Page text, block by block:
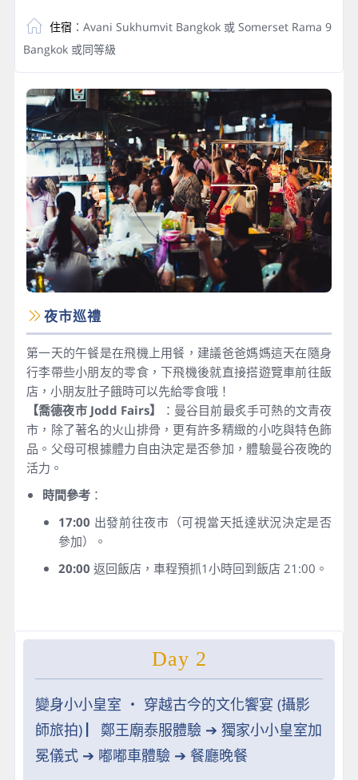
住宿 ：Avani Sukhumvit Bangkok 或 Somerset Rama 9
Bangkok 或同等級
夜市巡禮
第一天的午餐是在飛機上用餐，建議爸爸媽媽這天在隨身
行李帶些小朋友的零食，下飛機後就直接搭遊覽車前往飯
店，小朋友肚子餓時可以先給零食哦！
【喬德夜市 Jodd Fairs】
：曼谷目前最炙手可熱的文青夜
市，除了著名的火山排骨，更有許多精緻的小吃與特色飾
品。父母可根據體力自由決定是否參加，體驗曼谷夜晚的
活力。
時間參考：
17:00 出發前往夜市（可視當天抵達狀況決定是否
參加）。
20:00 返回飯店，車程預抓1小時回到飯店 21:00。
Day 2
變身小小皇室 ‧ 穿越古今的文化饗宴 (攝影
師旅拍) ▏鄭王廟泰服體驗 ➔ 獨家小小皇室加
冕儀式 ➔ 嘟嘟車體驗 ➔ 餐廳晚餐